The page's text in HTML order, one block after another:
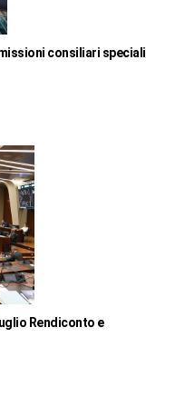
consiliari speciali
Rendiconto e